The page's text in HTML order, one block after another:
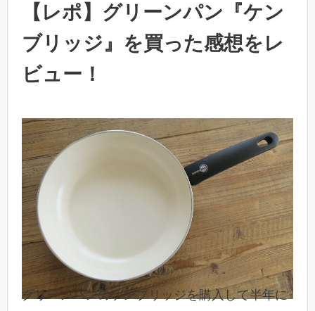
【レポ】グリーンパン『ケン
ブリッジ』を買った感想をレ
ビュー！
グリーンパンのケンブリッジを購入して半年に